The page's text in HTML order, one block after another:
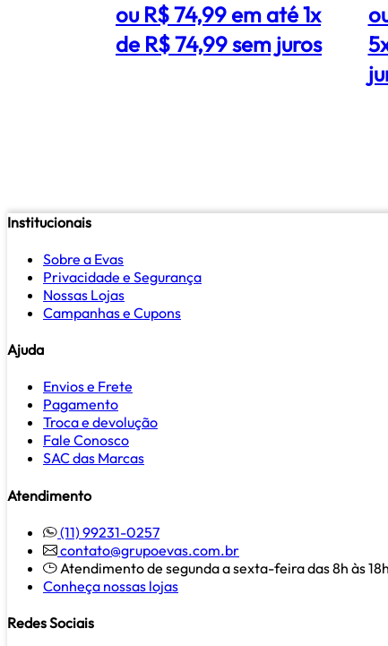
ou R$ 74,99 em até 1x
de R$ 74,99 sem juros
Institucionais
Sobre a Evas
Privacidade e Segurança
Nossas Lojas
Campanhas e Cupons
Ajuda
Envios e Frete
Pagamento
Troca e devolução
Fale Conosco
SAC das Marcas
Atendimento
(11) 99231-0257
contato@grupoevas.com.br
Atendimento de segunda a sexta-feira das 8h às 18h
Conheça nossas lojas
Redes Sociais